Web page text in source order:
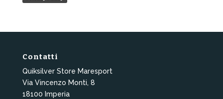
Contatti
Quiksilver Store Maresport
Via Vincenzo Monti, 8
18100 Imperia